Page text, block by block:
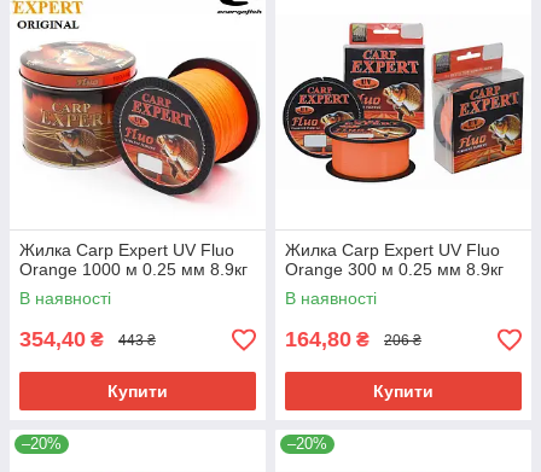
Жилка Carp Expert UV Fluo
Orange 1000 м 0.25 мм 8.9кг
В наявності
354,40 ₴ 443 ₴
Купити
Жилка Carp Expert UV Fluo
Orange 300 м 0.25 мм 8.9кг
В наявності
164,80 ₴ 206 ₴
Купити
–20% –20%